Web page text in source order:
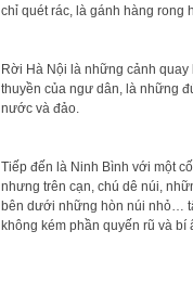
chỉ quét rác, là gánh hàng rong
Rời Hà Nội là những cảnh
thuyền của ngư dân, là những
nước và đảo.
Tiếp đến là Ninh Bình với một
nhưng trên cạn, chú dê núi,
bên dưới những hòn núi nhỏ…
không kém phần quyến rũ và bí